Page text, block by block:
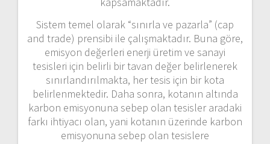
Sistem temel olarak “sınırla ve pazarla” (cap
and trade) prensibi ile çalışmaktadır. Buna göre,
emisyon değerleri enerji üretim ve sanayi
tesisleri için belirli bir tavan değer belirlenerek
sınırlandırılmakta, her tesis için bir kota
belirlenmektedir. Daha sonra, kotanın altında
karbon emisyonuna sebep olan tesisler aradaki
farkı ihtiyacı olan, yani kotanın üzerinde karbon
emisyonuna sebep olan tesislere